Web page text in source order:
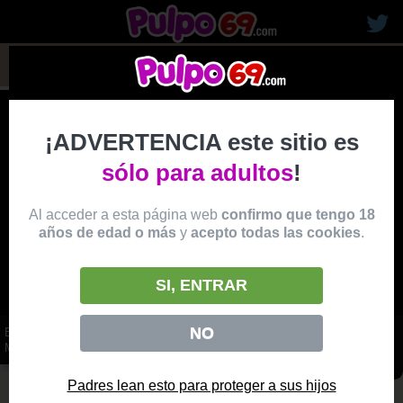
¡ADVERTENCIA este sitio es
sólo para adultos!
Al acceder a esta página web confirmo que tengo 18
años de edad o más y acepto todas las cookies.
NO
SI, ENTRAR
Padres lean esto para proteger a sus hijos
EL DOCTOR SE CORRE EN LA BOCA Y LAS TETAS DE UNA MADURA
MULATA TETONA